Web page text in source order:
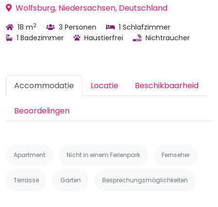
Wolfsburg, Niedersachsen, Deutschland
18 m2 3 Personen
1 Schlafzimmer
1 Badezimmer
Haustierfrei Nichtraucher
Accommodatie Locatie Beschikbaarheid
Beoordelingen
Apartment Nicht in einem Ferienpark Fernseher
Terrasse Garten Besprechungsmöglichkeiten